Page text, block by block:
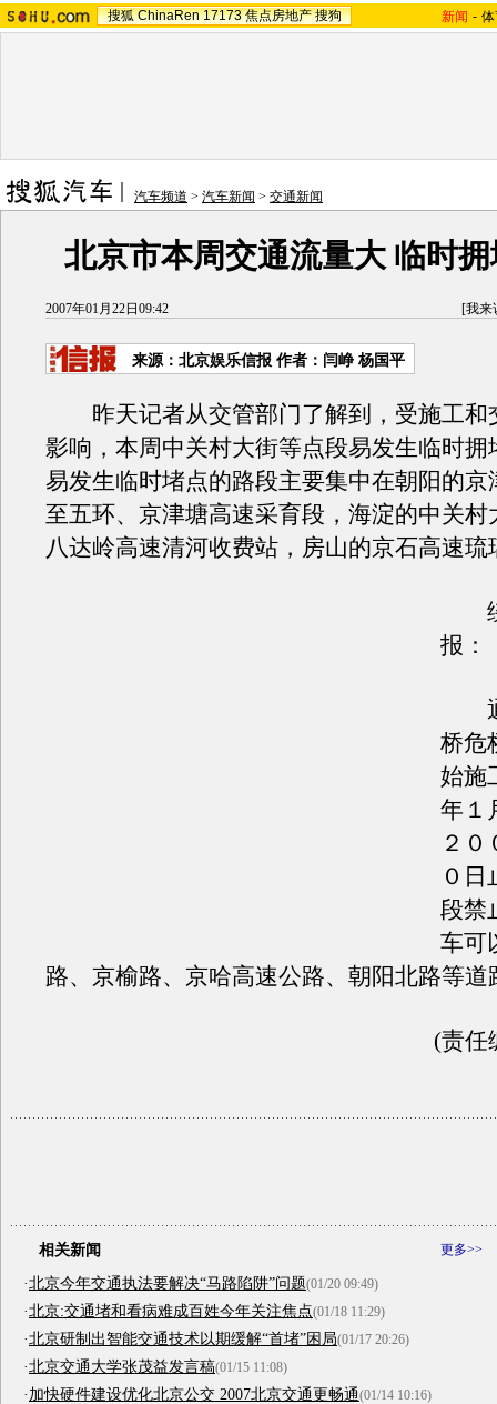
搜狐 ChinaRen 17173 焦点房地产 搜狗 新闻 -
汽车频道 > 汽车新闻 > 交通新闻
北京市本周交通流量大 临时
2007年01月22日09:42 [我来
来源：北京娱乐信报 作者：闫峥 杨国平
昨天记者从交管部门了解到，受施工和
影响，本周中关村大街等点段易发生临时拥
易发生临时堵点的路段主要集中在朝阳的京
至五环、京津塘高速采育段，海淀的中关村
八达岭高速清河收费站，房山的京石高速琉
绕
报：
通
桥危
始施
年１
２０
０日
段禁
车可
路、京榆路、京哈高速公路、朝阳北路等道
(责任
更多>>
相关新闻
·北京今年交通执法要解决“马路陷阱”问题(01/20 09:49)
·北京:交通堵和看病难成百姓今年关注焦点(01/18 11:29)
·北京研制出智能交通技术以期缓解“首堵”困局(01/17 20:26)
·北京交通大学张茂益发言稿(01/15 11:08)
·加快硬件建设优化北京公交 2007北京交通更畅通(01/14 10:16)